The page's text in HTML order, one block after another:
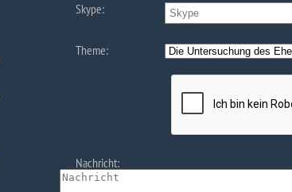
Skype:
Theme:
Nachricht: